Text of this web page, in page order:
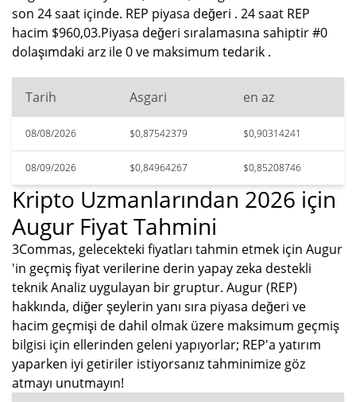
son 24 saat içinde. REP piyasa değeri . 24 saat REP
hacim $960,03.Piyasa değeri sıralamasına sahiptir #0
dolaşımdaki arz ile 0 ve maksimum tedarik .
Tarih Asgari en az
08/08/2026 $0,87542379 $0,90314241
08/09/2026 $0,84964267 $0,85208746
Kripto Uzmanlarından 2026 için
Augur Fiyat Tahmini
3Commas, gelecekteki fiyatları tahmin etmek için Augur
'in geçmiş fiyat verilerine derin yapay zeka destekli
teknik Analiz uygulayan bir gruptur. Augur (REP)
hakkında, diğer şeylerin yanı sıra piyasa değeri ve
hacim geçmişi de dahil olmak üzere maksimum geçmiş
bilgisi için ellerinden geleni yapıyorlar; REP'a yatırım
yaparken iyi getiriler istiyorsanız tahminimize göz
atmayı unutmayın!